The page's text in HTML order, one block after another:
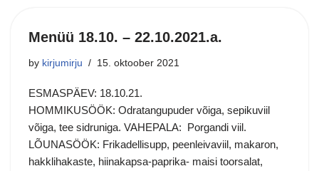
Menüü 18.10. – 22.10.2021.a.
by kirjumirju 15. oktoober 2021
ESMASPÄEV: 18.10.21.
HOMMIKUSÖÖK: Odratangupuder võiga, sepikuviil
võiga, tee sidruniga. VAHEPALA: Porgandi viil.
LÕUNASÖÖK: Frikadellisupp, peenleivaviil, makaron,
hakklihakaste, hiinakapsa-paprika- maisi toorsalat,